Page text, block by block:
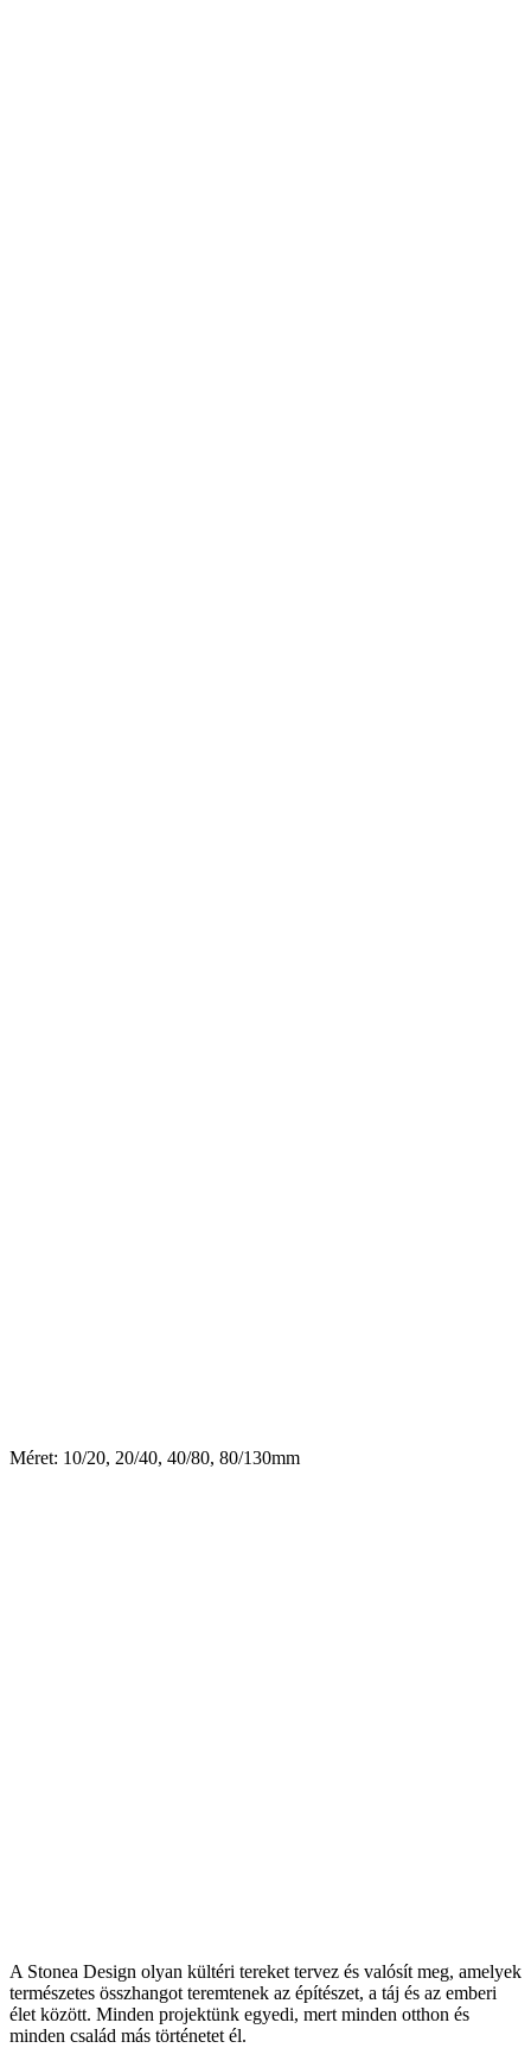
Méret: 10/20, 20/40, 40/80, 80/130mm
A Stonea Design olyan kültéri tereket tervez és valósít meg, amelyek
természetes összhangot teremtenek az építészet, a táj és az emberi
élet között. Minden projektünk egyedi, mert minden otthon és
minden család más történetet él.